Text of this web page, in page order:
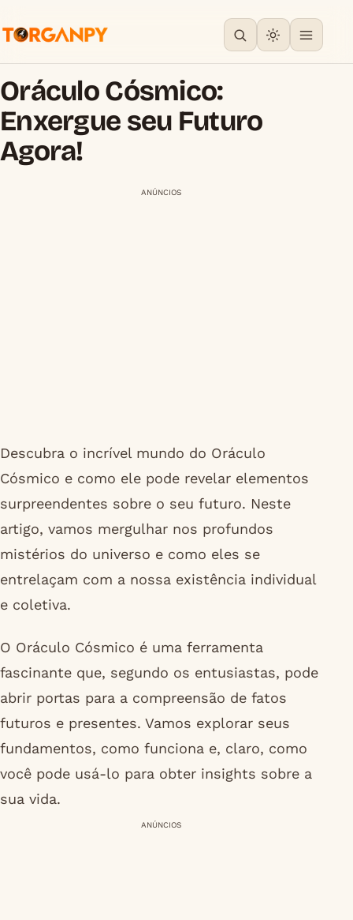
Oráculo Cósmico:
Enxergue seu Futuro
Agora!
ANÚNCIOS
Descubra o incrível mundo do Oráculo
Cósmico e como ele pode revelar elementos
surpreendentes sobre o seu futuro. Neste
artigo, vamos mergulhar nos profundos
mistérios do universo e como eles se
entrelaçam com a nossa existência individual
e coletiva.
O Oráculo Cósmico é uma ferramenta
fascinante que, segundo os entusiastas, pode
abrir portas para a compreensão de fatos
futuros e presentes. Vamos explorar seus
fundamentos, como funciona e, claro, como
você pode usá-lo para obter insights sobre a
sua vida.
ANÚNCIOS